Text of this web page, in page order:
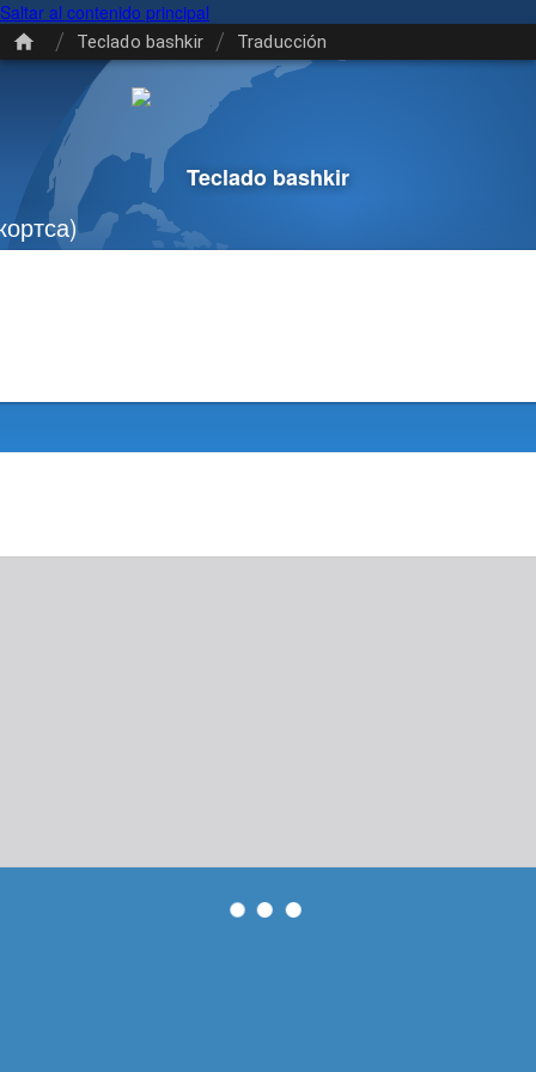
Saltar al contenido principal
/ Teclado bashkir / Traducción
Teclado bashkir